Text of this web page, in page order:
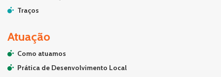
Traços
Atuação
Como atuamos
Prática de Desenvolvimento Local